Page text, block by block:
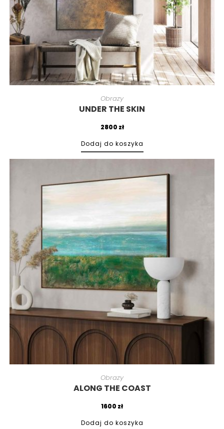
Obrazy
UNDER THE SKIN
2800 zł
Dodaj do koszyka
Obrazy
ALONG THE COAST
1600 zł
Dodaj do koszyka